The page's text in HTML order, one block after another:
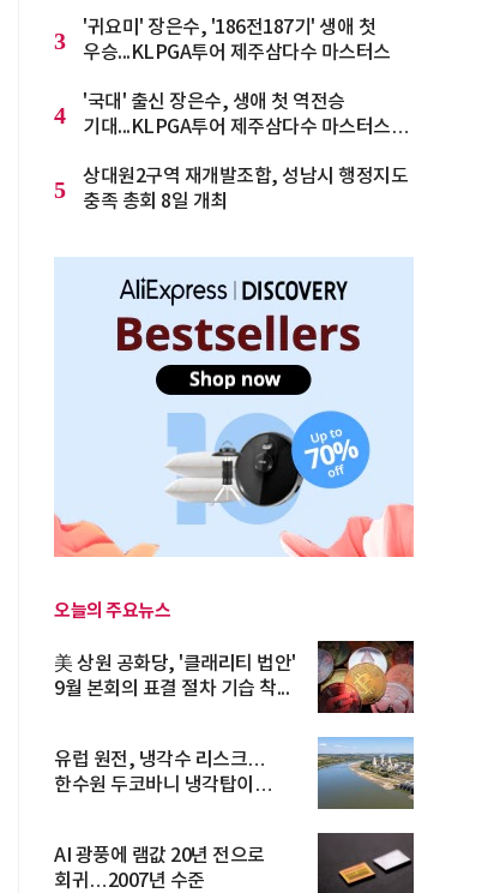
3
'귀요미' 장은수, '186전187기' 생애 첫
우승...KLPGA투어 제주삼다수 마스터스
4
'국대' 출신 장은수, 생애 첫 역전승
기대...KLPGA투어 제주삼다수 마스터스
5
상대원2구역 재개발조합, 성남시 행정지도
충족 총회 8일 개최
오늘의 주요뉴스
美 상원 공화당, '클래리티 법안'
9월 본회의 표결 절차 기습 착...
유럽 원전, 냉각수 리스크…
한수원 두코바니 냉각탑이
AI 광풍에 램값 20년 전으로
회귀…2007년 수준